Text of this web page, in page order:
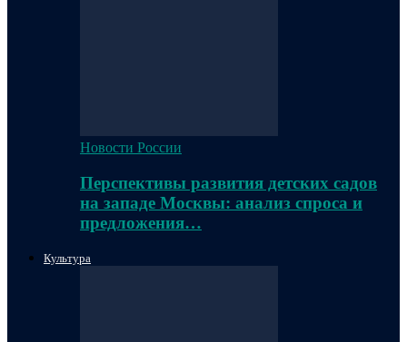
Новости России
Перспективы развития детских садов
на западе Москвы: анализ спроса и
предложения…
Культура